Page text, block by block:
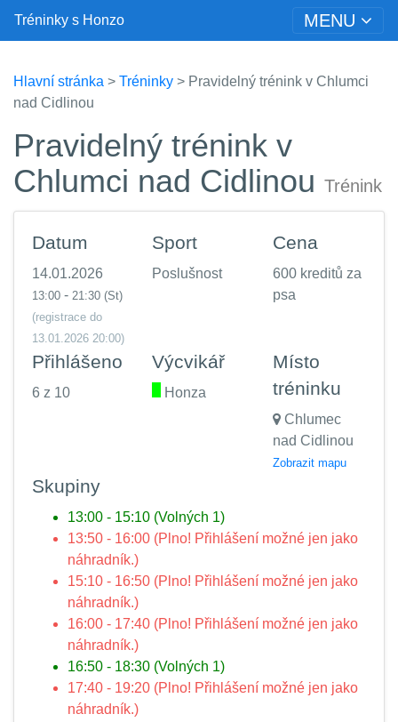
Tréninky s Honzo MENU
Hlavní stránka > Tréninky > Pravidelný trénink v Chlumci
nad Cidlinou
Pravidelný trénink v
Chlumci nad Cidlinou Trénink
Datum
14.01.2026
13:00 - 21:30 (St)
(registrace do
13.01.2026 20:00)
Sport
Poslušnost
Cena
600 kreditů za
psa
Přihlášeno
6 z 10
Výcvikář
Honza
Místo
tréninku
Chlumec
nad Cidlinou
Zobrazit mapu
Skupiny
13:00 - 15:10 (Volných 1)
13:50 - 16:00 (Plno! Přihlášení možné jen jako
náhradník.)
15:10 - 16:50 (Plno! Přihlášení možné jen jako
náhradník.)
16:00 - 17:40 (Plno! Přihlášení možné jen jako
náhradník.)
16:50 - 18:30 (Volných 1)
17:40 - 19:20 (Plno! Přihlášení možné jen jako
náhradník.)